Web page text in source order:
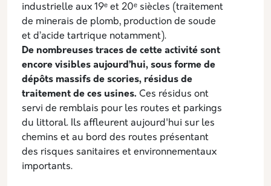
industrielle aux 19ᵉ et 20ᵉ siècles (traitement
de minerais de plomb, production de soude
et d’acide tartrique notamment).
De nombreuses traces de cette activité sont
encore visibles aujourd’hui, sous forme de
dépôts massifs de scories, résidus de
traitement de ces usines. Ces résidus ont
servi de remblais pour les routes et parkings
du littoral. Ils affleurent aujourd'hui sur les
chemins et au bord des routes présentant
des risques sanitaires et environnementaux
importants.